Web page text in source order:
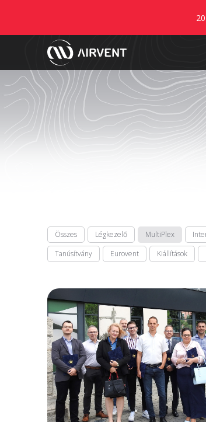
Összes Légkezelő MultiPlex
Tanúsítvány
Eurovent Kiállítások